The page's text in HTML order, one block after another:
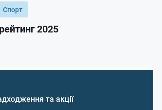
Спорт
2025
та акції